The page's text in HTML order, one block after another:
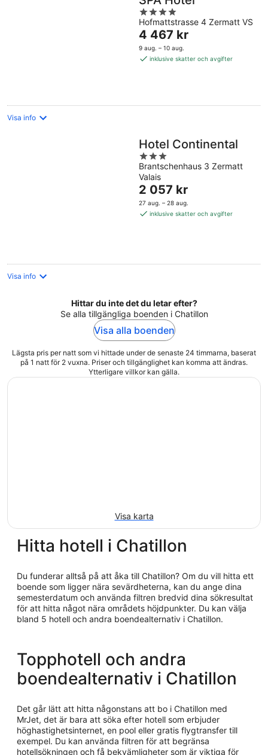
4
out
of
5
Hofmattstrasse 4 Zermatt VS
Priset
är
4 467 kr
4 467 kr
9 aug. – 10 aug.
inklusive skatter och avgifter
Visa info
Hotel Continental
3
out
of
5
Brantschenhaus 3 Zermatt
Valais
Priset
är
2 057 kr
2 057 kr
27 aug. – 28 aug.
inklusive skatter och avgifter
Visa info
Hittar du inte det du letar efter?
Se alla tillgängliga boenden i Chatillon
Visa alla boenden
Lägsta pris per natt som vi hittade under de senaste 24 timmarna, baserat
på 1 natt för 2 vuxna. Priser och tillgänglighet kan komma att ändras.
Ytterligare villkor kan gälla.
Visa karta
Hitta hotell i Chatillon
Du funderar alltså på att åka till Chatillon? Om du vill hitta ett
boende som ligger nära sevärdheterna, kan du ange dina
semesterdatum och använda filtren bredvid dina sökresultat
för att hitta något nära områdets höjdpunkter. Du kan välja
bland 5 hotell och andra boendealternativ i Chatillon.
Topphotell och andra
boendealternativ i Chatillon
Det går lätt att hitta någonstans att bo i Chatillon med
MrJet, det är bara att söka efter hotell som erbjuder
höghastighetsinternet, en pool eller gratis flygtransfer till
exempel. Du kan använda filtren för att begränsa
hotellsökningen och få bekvämligheter som är viktiga för